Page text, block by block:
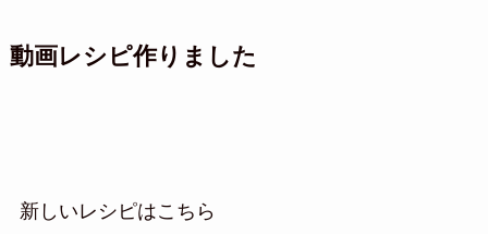
動画レシピ作りました
新しいレシピはこちら